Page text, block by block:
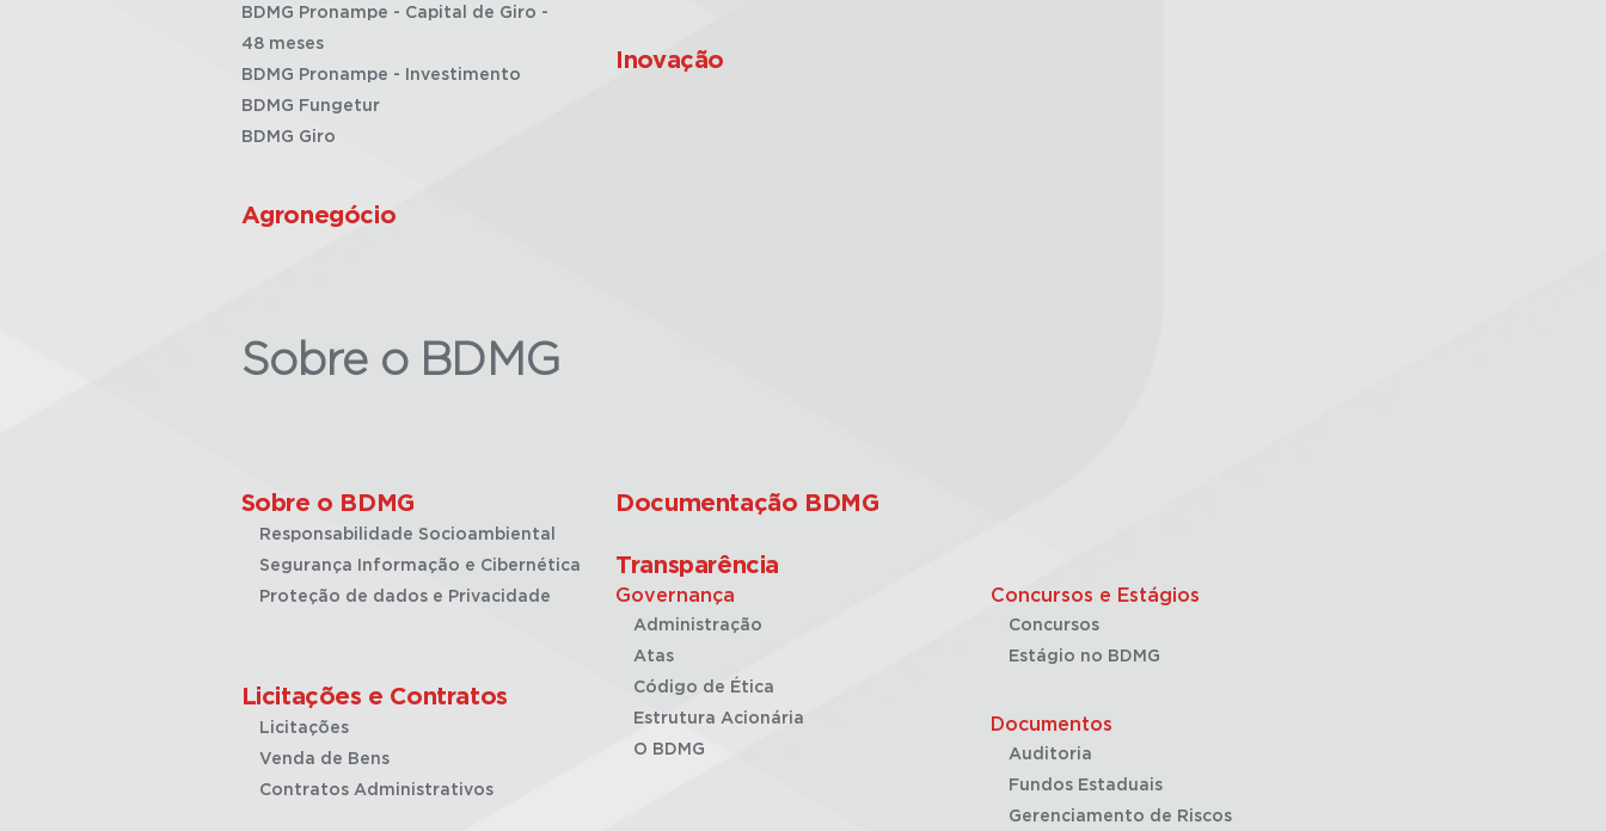
BDMG Pronampe - Capital de Giro -
48 meses
BDMG Pronampe - Investimento
BDMG Fungetur
BDMG Giro
Agronegócio
Inovação
Sobre o BDMG
Sobre o BDMG
Responsabilidade Socioambiental
Segurança Informação e Cibernética
Proteção de dados e Privacidade
Licitações e Contratos
Licitações
Venda de Bens
Contratos Administrativos
Documentação BDMG
Transparência
Governança
Administração
Atas
Código de Ética
Estrutura Acionária
O BDMG
Concursos e Estágios
Concursos
Estágio no BDMG
Documentos
Auditoria
Fundos Estaduais
Gerenciamento de Riscos